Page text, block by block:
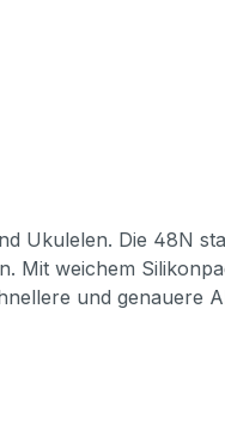
Ukulelen. Die 48N
Mit weichem
und genauere